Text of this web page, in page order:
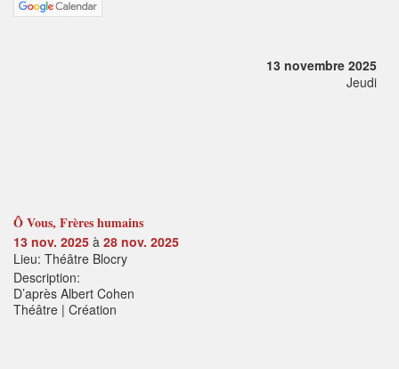
13 novembre 2025
Jeudi
Ô Vous, Frères humains
13 nov. 2025 à 28 nov. 2025
Lieu: Théâtre Blocry
Description:
D’après Albert Cohen
Théâtre | Création